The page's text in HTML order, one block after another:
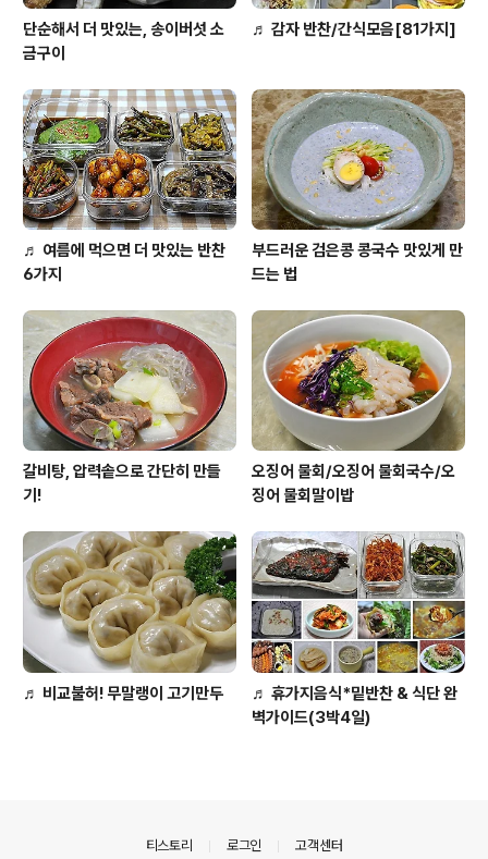
단순해서 더 맛있는, 송이버섯 소
금구이
♬ 감자 반찬/간식모음[81가지]
♬ 여름에 먹으면 더 맛있는 반찬
6가지
부드러운 검은콩 콩국수 맛있게 만
드는 법
갈비탕, 압력솥으로 간단히 만들
기!
오징어 물회/오징어 물회국수/오
징어 물회말이밥
♬ 비교불허! 무말랭이 고기만두
♬ 휴가지음식*밑반찬 & 식단 완
벽가이드(3박4일)
티스토리 로그인 고객센터